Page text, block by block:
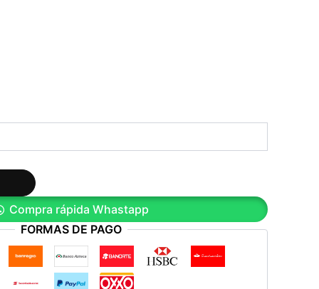
Compra rápida Whastapp
FORMAS DE PAGO